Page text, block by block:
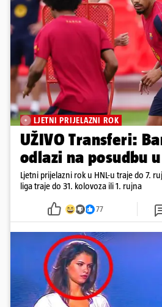
LJETNI PRIJELAZNI ROK
UŽIVO Transferi:
odlazi na posudbu
Ljetni prijelazni rok u HNL-u traje do 7.
liga traje do 31. kolovoza ili 1. rujna
77